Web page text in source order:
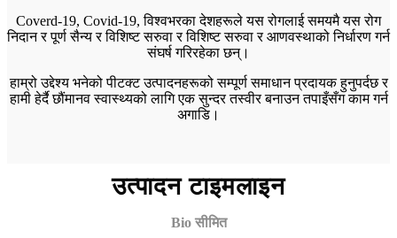
Coverd-19, Covid-19, विश्वभरका देशहरूले यस रोगलाई समयमै यस रोग
निदान र पूर्ण सैन्य र विशिष्ट सरुवा र विशिष्ट सरुवा र आणवस्थाको निर्धारण गर्न
संघर्ष गरिरहेका छन्।
हाम्रो उद्देश्य भनेको पीटक्ट उत्पादनहरूको सम्पूर्ण समाधान प्रदायक हुनुपर्दछ र
हामी हेर्दै छौंमानव स्वास्थ्यको लागि एक सुन्दर तस्वीर बनाउन तपाइँसँग काम गर्न
अगाडि।
उत्पादन टाइमलाइन
Bio सीमित